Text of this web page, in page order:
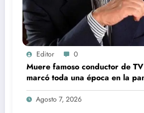
Editor 0
Muere famoso conductor de
marcó toda una época en la
chica, así fue su repentino
Agosto 7, 2026